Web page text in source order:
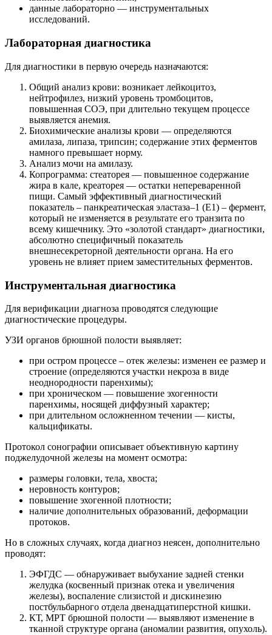
данные лабораторно — инструментальных
исследований.
Лабораторная диагностика
Для диагностики в первую очередь назначаются:
Общий анализ крови: возникает лейкоцитоз,
нейтрофилез, низкий уровень тромбоцитов,
повышенная СОЭ, при длительно текущем процессе
выявляется анемия.
Биохимические анализы крови — определяются
амилаза, липаза, трипсин; содержание этих ферментов
намного превышает норму.
Анализ мочи на амилазу.
Копрограмма: стеаторея — повышенное содержание
жира в кале, креаторея — остатки непереваренной
пищи. Самый эффективный диагностический
показатель – панкреатическая эластаза–1 (Е1) – фермент,
который не изменяется в результате его транзита по
всему кишечнику. Это «золотой стандарт» диагностики,
абсолютно специфичный показатель
внешнесекреторной деятельности органа. На его
уровень не влияет прием заместительных ферментов.
Инструментальная диагностика
Для верификации диагноза проводятся следующие
диагностические процедуры.
УЗИ органов брюшной полости выявляет:
при остром процессе – отек железы: изменен ее размер и
строение (определяются участки некроза в виде
неоднородности паренхимы);
при хроническом — повышение эхогенности
паренхимы, носящей диффузный характер;
при длительном осложненном течении — кисты,
кальцификаты.
Протокол сонографии описывает объективную картину
поджелудочной железы на момент осмотра:
размеры головки, тела, хвоста;
неровность контуров;
повышение эхогенной плотности;
наличие дополнительных образований, деформации
протоков.
Но в сложных случаях, когда диагноз неясен, дополнительно
проводят:
ЭФГДС — обнаруживает выбухание задней стенки
желудка (косвенный признак отека и увеличения
железы), воспаление слизистой и дискинезию
постбульбарного отдела двенадцатиперстной кишки.
КТ, МРТ брюшной полости — выявляют изменение в
тканной структуре органа (аномалии развития, опухоль).